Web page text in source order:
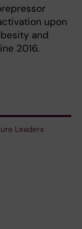
upon
and
2016.
Leaders